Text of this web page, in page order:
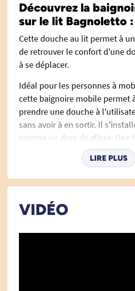
Découvrez la
sur le lit Bagnoletto :
Cette douche au lit permet à
de retrouver le confort d'une
à se déplacer.
Idéal pour les personnes à
cette baignoire mobile permet
prendre une douche à
sans avoir à en sortir. Il
comme un drap de glisse. Une
l'utilisateur s'est installé
qu'à le fermer grâce aux
Plusieurs points d'évacuation
l'eau. Livré avec 2 tuyaux de
LIRE PLUS
VIDÉO